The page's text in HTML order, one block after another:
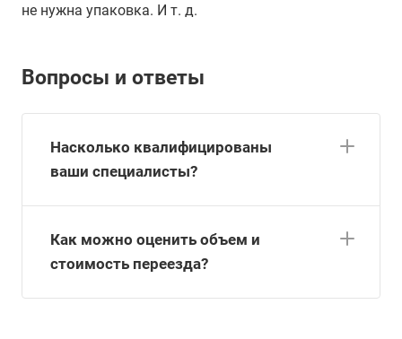
не нужна упаковка. И т. д.
Вопросы и ответы
Насколько квалифицированы
ваши специалисты?
Как можно оценить объем и
стоимость переезда?